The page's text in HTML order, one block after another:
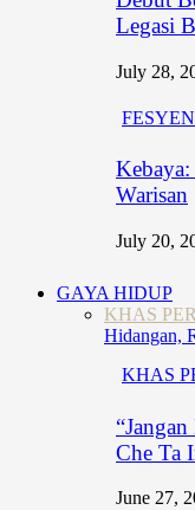
Legasi
July 28,
FESYEN
Warisan
July 20,
GAYA HIDUP
KHAS
Hidangan,
KHAS
Che Ta
June 27,